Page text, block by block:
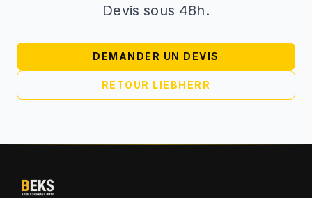
Devis sous 48h.
DEMANDER UN DEVIS
RETOUR LIEBHERR